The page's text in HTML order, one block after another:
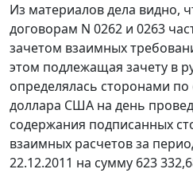
Из материалов дела видно,
договорам N 0262 и 0263
зачетом взаимных
этом подлежащая зачету в
определялась сторонами
доллара США на день
содержания подписанных
взаимных расчетов за
22.12.2011 на сумму 623